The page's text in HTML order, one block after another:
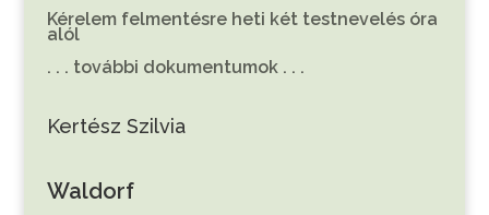
Kérelem felmentésre heti két testnevelés óra
alól
. . . további dokumentumok . . .
Kertész Szilvia
Waldorf